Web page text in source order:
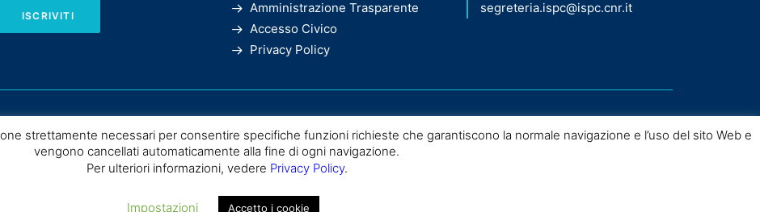
ISCRIVITI
Amministrazione Trasparente
Accesso Civico
Privacy Policy
segreteria.ispc@ispc.cnr.it
Consiglio Nazionale delle Ricerche– Istituto di Scienze del Patrimonio Culturale – 2026
strettamente necessari per consentire specifiche funzioni richieste che garantiscono la normale navigazione e l’uso del sito Web e
vengono cancellati automaticamente alla fine di ogni navigazione.
Per ulteriori informazioni, vedere Privacy Policy.
Impostazioni Accetto i cookie